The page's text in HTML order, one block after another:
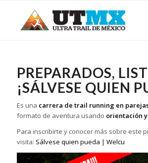
PREPARADOS,
¡SÁLVESE QUIEN
Es una carrera de trail running en
formato de aventura usando orientación
Para inscribirte y conocer más sobre este
visita: Sálvese quien pueda | Welcu